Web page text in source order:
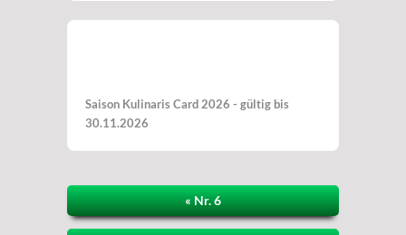
Saison Kulinaris Card 2026 - gültig bis
30.11.2026
« Nr. 6